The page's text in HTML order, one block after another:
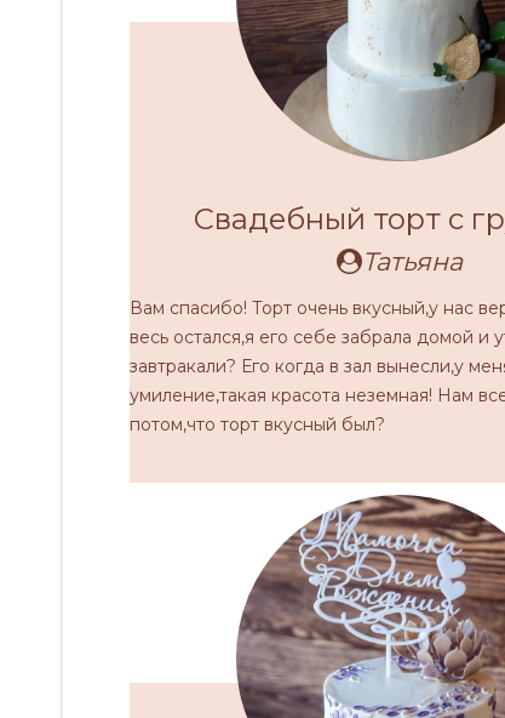
Свадебный торт с
Татьяна
Вам спасибо! Торт очень вкусный,у нас
весь остался,я его себе забрала домой и
завтракали? Его когда в зал вынесли,у
умиление,такая красота неземная! Нам
потом,что торт вкусный был?